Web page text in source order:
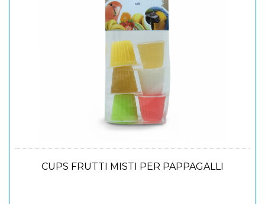
CUPS FRUTTI MISTI PER PAPPAGALLI